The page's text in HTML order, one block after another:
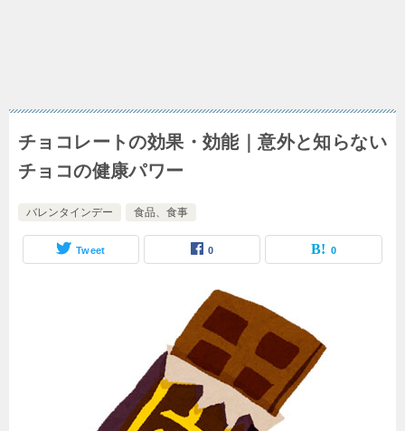
チョコレートの効果・効能｜意外と知らない
チョコの健康パワー
バレンタインデー 食品、食事
Tweet 0 0